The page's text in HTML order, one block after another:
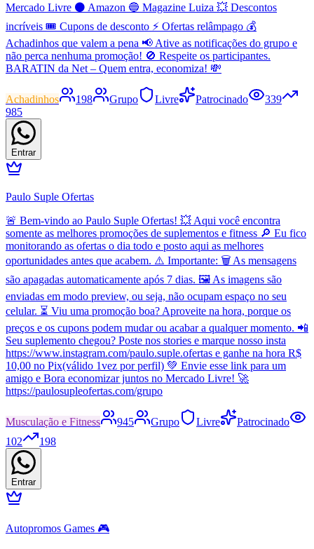
Mercado Livre ⚫ Amazon 🔵 Magazine Luiza 💥 Descontos
incríveis 🎟️ Cupons de desconto ⚡ Ofertas relâmpago 💰
Achadinhos que valem a pena 📢 Ative as notificações do grupo e
não perca nenhuma promoção! 🚫 Respeite os participantes.
BARATIN da Net – Quem entra, economiza! 💸
Achadinhos 198 Grupo Livre Patrocinado
339
985
Entrar
Paulo Suple Ofertas
🚨 Bem-vindo ao Paulo Suple Ofertas! 💥 Aqui você encontra
somente as melhores promoções de suplementos e fitness 🔎 Eu fico
monitorando as ofertas o dia todo e posto aqui as melhores
oportunidades antes que acabem. ⚠️ Importante: 🗑️ As mensagens
são apagadas automaticamente após 7 dias. 🖼️ As imagens são
enviadas em modo preview, ou seja, não ocupam espaço no seu
celular. ⏳ Viu uma promoção boa? Aproveite na hora, porque os
preços e os cupons podem mudar ou acabar a qualquer momento. 📲
Seu suplemento chegou? Poste nos stories e marque nosso insta
https://www.instagram.com/paulo.suple.ofertas e ganhe na hora R$
10,00 no Pix(válido 1vez por perfil) 💚 Envie esse link para um
amigo e Bora economizar juntos no Mercado Livre! 🚀
https://paulosupleofertas.com/grupo
Musculação e Fitness 945 Grupo Livre
Patrocinado
102
198
Entrar
Autopromos Games 🎮